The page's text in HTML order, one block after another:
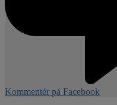
Kommentér på Facebook